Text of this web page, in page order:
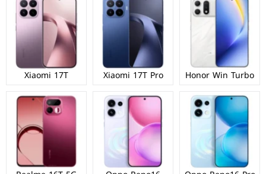
Honor Win Turbo
Xiaomi 17T Pro
Xiaomi 17T